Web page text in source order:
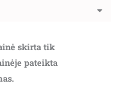
skirta tik
pateikta